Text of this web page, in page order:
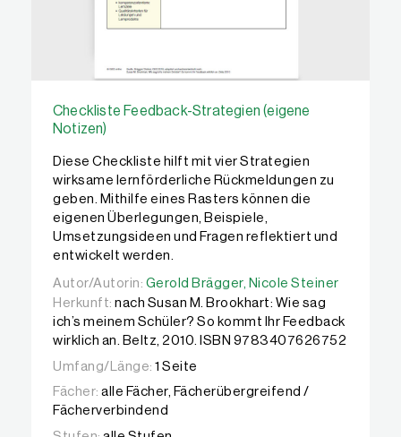
Checkliste Feedback-Strategien (eigene
Notizen)
Diese Checkliste hilft mit vier Strategien
wirksame lernförderliche Rückmeldungen zu
geben. Mithilfe eines Rasters können die
eigenen Überlegungen, Beispiele,
Umsetzungsideen und Fragen reflektiert und
entwickelt werden.
Autor/Autorin: Gerold Brägger, Nicole Steiner
Autor/Autorin: Gerold Brägger, Nicole Steiner
Herkunft: nach Susan M. Brookhart: Wie sag
ich’s meinem Schüler? So kommt Ihr Feedback
wirklich an. Beltz, 2010. ISBN 9783407626752
Umfang/Länge: 1 Seite
Fächer: alle Fächer, Fächerübergreifend /
Fächerverbindend